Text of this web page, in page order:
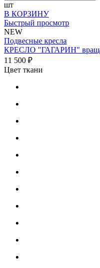
шт
В КОРЗИНУ
Быстрый просмотр
NEW
Подвесные кресла
КРЕСЛО "ГАГАРИН"
11 500 ₽
Цвет ткани